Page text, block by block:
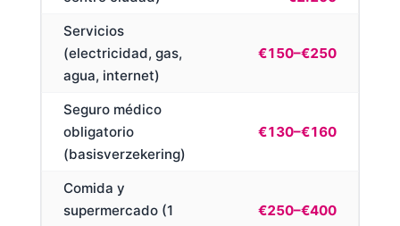
Servicios
(electricidad, gas,
agua, internet)
€150–€250
Seguro médico
obligatorio
(basisverzekering)
€130–€160
Comida y
supermercado (1
€250–€400